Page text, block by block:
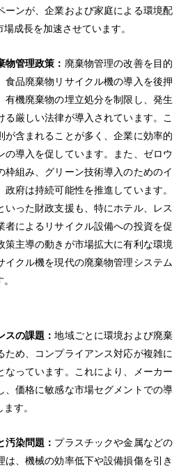
ーンが、企業および家庭による環境配
成長を加速させています。
物管理政策： 廃棄物管理の改善を目的
食品廃棄物リサイクル機の導入を後押
有機廃棄物の埋立処分を制限し、発生
厳しい法律が導入されています。こ
含まれることが多く、企業に効率的
導入を促しています。また、ゼロウ
枠組み、グリーン技術導入のためのイ
府は持続可能性を推進しています。
った財政支援も、特にホテル、レス
者によるリサイクル設備への投資を促
策主導の動きが市場拡大に有利な環境
イクル機を現代の廃棄物管理システム
スの課題：地域ごとに環境および廃棄
め、コンプライアンス対応が複雑に
なっています。これにより、メーカー
、価格に敏感な市場セグメントでの導
す。
汚染問題： プラスチックや金属などの
、機械の効率低下や設備損傷を引き